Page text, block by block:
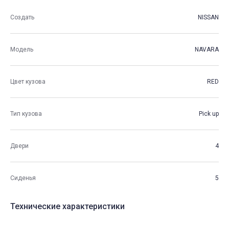
Создать NISSAN
Модель NAVARA
Цвет кузова RED
Тип кузова Pick up
Двери 4
Сиденья 5
Технические характеристики